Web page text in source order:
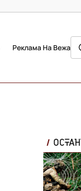
Реклама На Вежа